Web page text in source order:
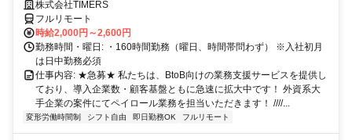
ぎたい方、注目！
株式会社TIMERS
フルリモート
時給2,000円～2,600円
勤務時間・曜日: ・160時間勤務（曜日、時間帯問わず） ※入社初月
は日中勤務必須
仕事内容: ★急募★ 私たちは、BtoB向けの業務支援サービスを提供し
ており、導入企業数・顧客基盤ともに急速に拡大中です！ 外資系大
手企業の案件にてペイロール業務を担当いただきます！ ////...
変形労働時間制 シフト自由 即日勤務OK フルリモート